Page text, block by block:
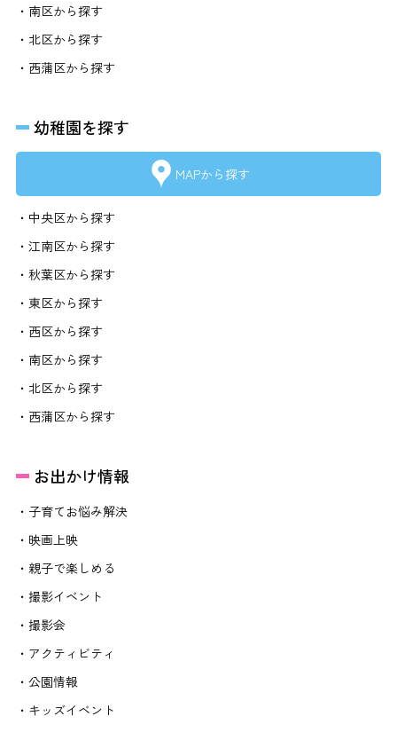
・南区から探す
・北区から探す
・西蒲区から探す
幼稚園を探す
MAPから探す
・中央区から探す
・江南区から探す
・秋葉区から探す
・東区から探す
・西区から探す
・南区から探す
・北区から探す
・西蒲区から探す
お出かけ情報
・子育てお悩み解決
・映画上映
・親子で楽しめる
・撮影イベント
・撮影会
・アクティビティ
・公園情報
・キッズイベント